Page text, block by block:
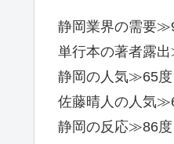
静岡業界の需要
単行本の著者露
静岡の人気≫65度
佐藤晴人の人気
静岡の反応≫86度